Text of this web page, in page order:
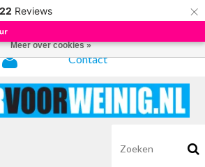
Reviews ×
Contact
website, ga je akkoord met het gebruik van
te verbeteren.
Meer over cookies »